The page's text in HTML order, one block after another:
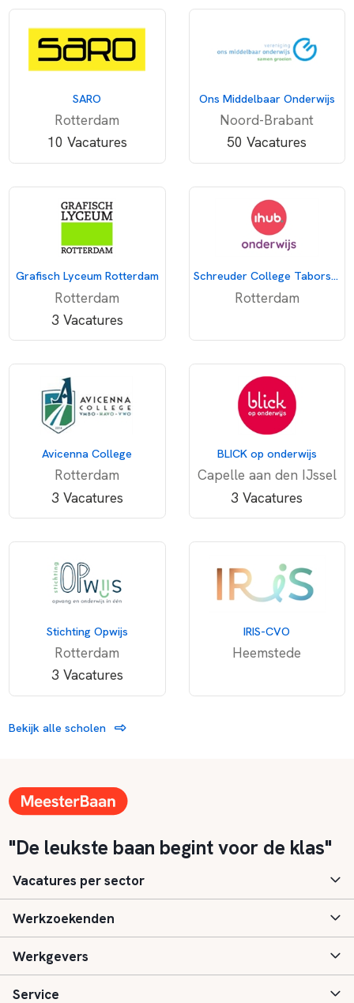
SARO
Rotterdam
10 Vacatures
Ons Middelbaar Onderwijs
Noord-Brabant
50 Vacatures
Grafisch Lyceum Rotterdam
Rotterdam
3 Vacatures
Schreuder College Taborstraat
Rotterdam
Avicenna College
Rotterdam
3 Vacatures
BLICK op onderwijs
Capelle aan den IJssel
3 Vacatures
Stichting Opwijs
Rotterdam
3 Vacatures
IRIS-CVO
Heemstede
Bekijk alle scholen
"De leukste baan begint voor de klas"
Vacatures per sector
Basisonderwijs
Speciaal (basis) onderwijs
Voortgezet onderwijs
Werkzoekenden
Aanmelden
Vacatures
Werkgevers
Inloggen
Service